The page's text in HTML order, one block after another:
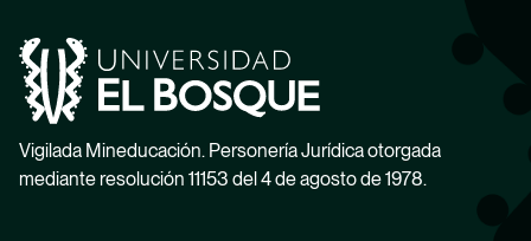
Vigilada Mineducación. Personería Jurídica otorgada
mediante resolución 11153 del 4 de agosto de 1978.